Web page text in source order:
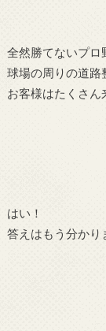
全然勝てないプロ
球場の周りの道路
お客様はたくさん
はい！
答えはもう分かり